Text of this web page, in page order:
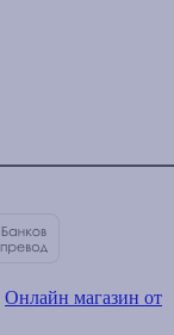
Онлайн магазин от